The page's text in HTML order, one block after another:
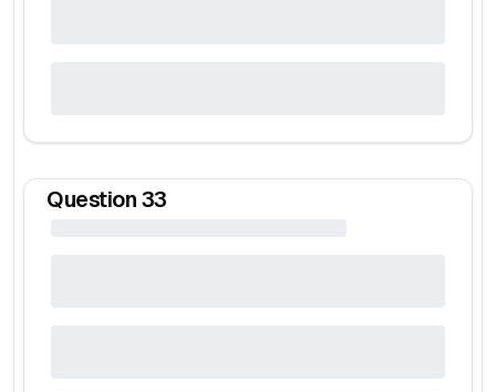
Question 33